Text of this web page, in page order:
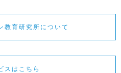
教育研究所について
ビスはこちら